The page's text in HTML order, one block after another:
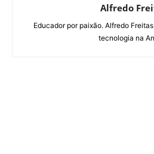
Alfredo
Educador por paixão. Alfredo
tecnologia na